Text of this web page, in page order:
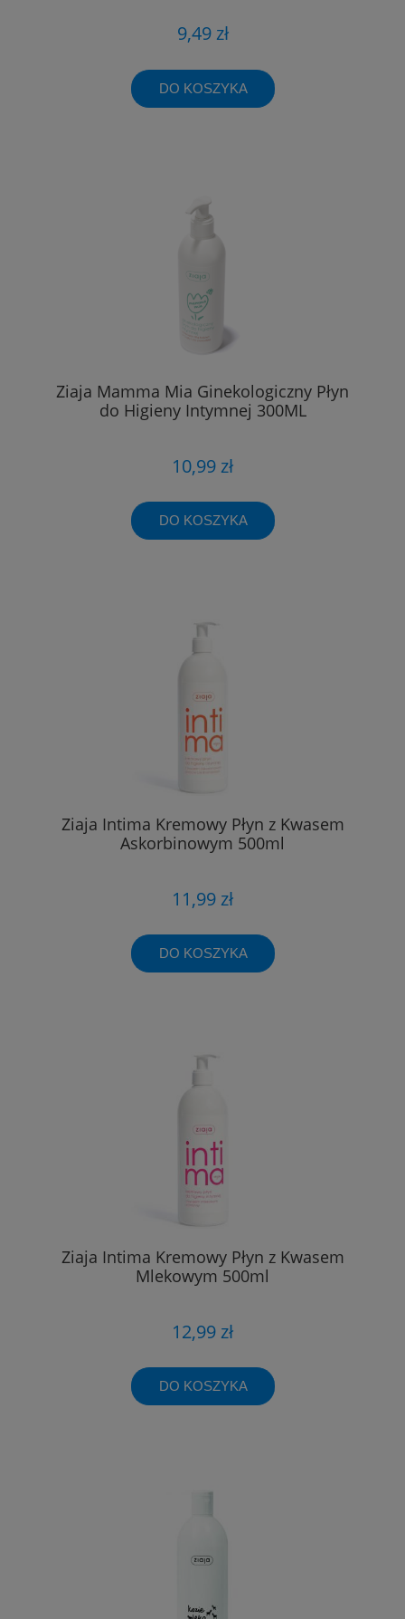
9,49 zł
DO KOSZYKA
Ziaja Mamma Mia Ginekologiczny Płyn
do Higieny Intymnej 300ML
10,99 zł
DO KOSZYKA
Ziaja Intima Kremowy Płyn z Kwasem
Askorbinowym 500ml
11,99 zł
DO KOSZYKA
Ziaja Intima Kremowy Płyn z Kwasem
Mlekowym 500ml
12,99 zł
DO KOSZYKA